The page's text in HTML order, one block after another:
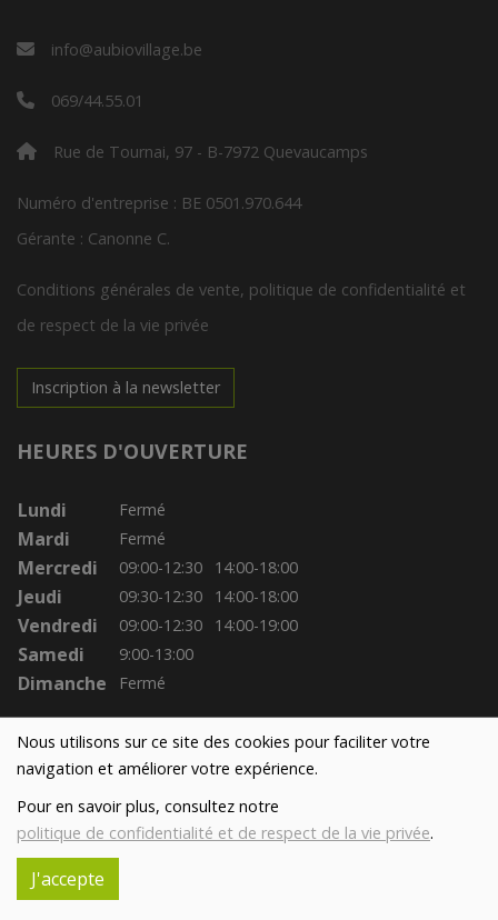
Nous utilisons sur ce site des cookies pour faciliter votre
navigation et améliorer votre expérience.
Pour en savoir plus, consultez notre
politique de confidentialité et de respect de la vie privée.
J'accepte
info@aubiovillage.be
069/44.55.01
Rue de Tournai, 97 - B-7972 Quevaucamps
Numéro d'entreprise : BE 0501.970.644
Gérante : Canonne C.
Conditions générales de vente, politique de confidentialité et
de respect de la vie privée
Inscription à la newsletter
HEURES D'OUVERTURE
Lundi Fermé
Mardi Fermé
Mercredi 09:00-12:30 14:00-18:00
Jeudi 09:30-12:30 14:00-18:00
Vendredi 09:00-12:30 14:00-19:00
Samedi 9:00-13:00
Dimanche Fermé